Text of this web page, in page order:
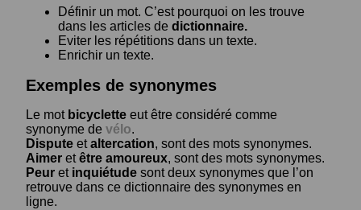
Définir un mot. C’est pourquoi on les trouve
dans les articles de dictionnaire.
Eviter les répétitions dans un texte.
Enrichir un texte.
Exemples de synonymes
Le mot bicyclette eut être considéré comme
synonyme de vélo.
Dispute etaltercation, sont des mots synonymes.
Aimer etêtre amoureux, sont des mots synonymes.
Peur et inquiétude sont deux synonymes que l’on
retrouve dans ce dictionnaire des synonymes en
ligne.